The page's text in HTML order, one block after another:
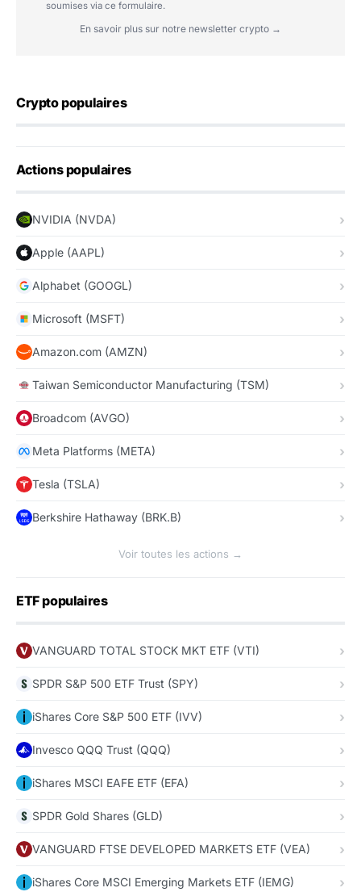
soumises via ce formulaire.
En savoir plus sur notre newsletter crypto →
Crypto populaires
Actions populaires
NVIDIA (NVDA)
Apple (AAPL)
Alphabet (GOOGL)
Microsoft (MSFT)
Amazon.com (AMZN)
Taiwan Semiconductor Manufacturing (TSM)
Broadcom (AVGO)
Meta Platforms (META)
Tesla (TSLA)
Berkshire Hathaway (BRK.B)
Voir toutes les actions →
ETF populaires
VANGUARD TOTAL STOCK MKT ETF (VTI)
SPDR S&P 500 ETF Trust (SPY)
iShares Core S&P 500 ETF (IVV)
Invesco QQQ Trust (QQQ)
iShares MSCI EAFE ETF (EFA)
SPDR Gold Shares (GLD)
VANGUARD FTSE DEVELOPED MARKETS ETF (VEA)
iShares Core MSCI Emerging Markets ETF (IEMG)